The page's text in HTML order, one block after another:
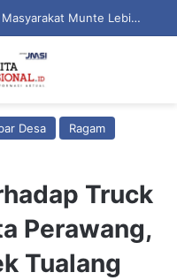
Inovasi “GEMAR PENSI” Dorong Masyarakat Munte Lebih Peduli Bahaya Hipertensi
Desa
Ragam
Truck
Perawang,
Tualang